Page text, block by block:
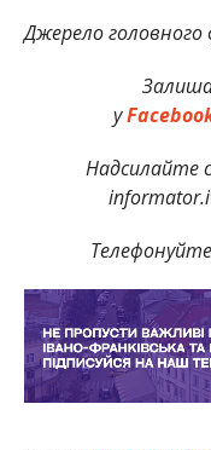
Джерело
у
Надсилайте